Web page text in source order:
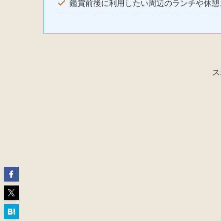
鑑賞前後に利用したい周辺のランチや休憩